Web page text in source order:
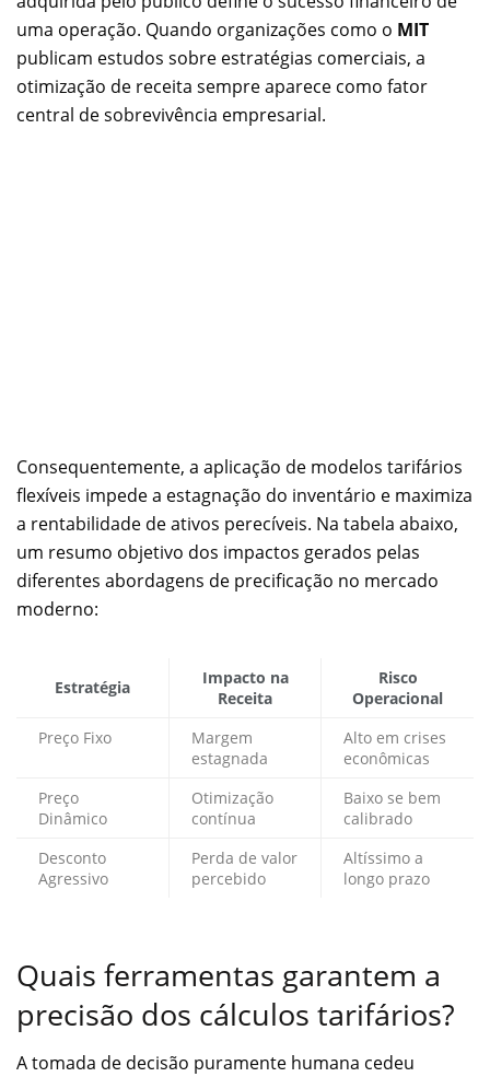
uma operação. Quando organizações como o MIT
publicam estudos sobre estratégias comerciais, a
otimização de receita sempre aparece como fator
central de sobrevivência empresarial.
Consequentemente, a aplicação de modelos tarifários
flexíveis impede a estagnação do inventário e maximiza
a rentabilidade de ativos perecíveis. Na tabela abaixo,
um resumo objetivo dos impactos gerados pelas
diferentes abordagens de precificação no mercado
moderno:
Estratégia
Impacto na
Receita
Risco
Operacional
Preço Fixo
Margem
estagnada
Alto em crises
econômicas
Preço
Dinâmico
Otimização
contínua
Baixo se bem
calibrado
Desconto
Agressivo
Perda de valor
percebido
Altíssimo a
longo prazo
Quais ferramentas garantem a
precisão dos cálculos tarifários?
A tomada de decisão puramente humana cedeu